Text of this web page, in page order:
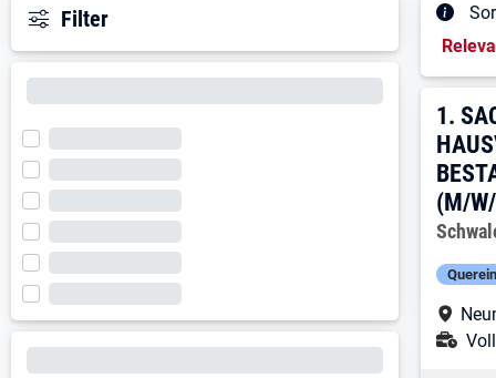
Filter
1.
1.
(M/